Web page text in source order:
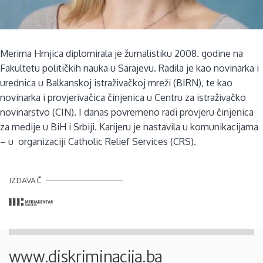
Merima Hrnjica diplomirala je žurnalistiku 2008. godine na
Fakultetu političkih nauka u Sarajevu. Radila je kao novinarka i
urednica u Balkanskoj istraživačkoj mreži (BIRN), te kao
novinarka i provjerivačica činjenica u Centru za istraživačko
novinarstvo (CIN). I danas povremeno radi provjeru činjenica
za medije u BiH i Srbiji. Karijeru je nastavila u komunikacijama
– u organizaciji Catholic Relief Services (CRS).
IZDAVAČ
www.diskriminacija.ba